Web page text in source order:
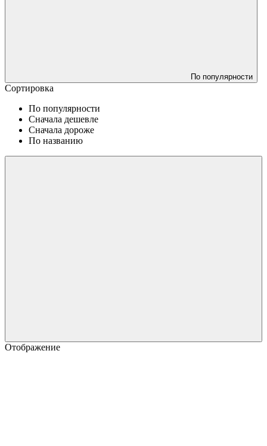
По популярности
Сортировка
По популярности
Сначала дешевле
Сначала дороже
По названию
Отображение